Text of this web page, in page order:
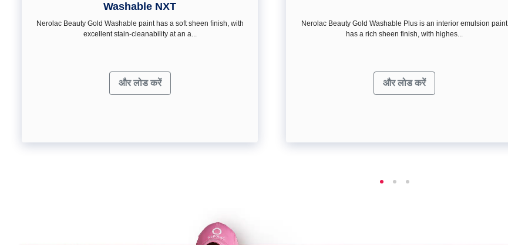
Washable NXT
Nerolac Beauty Gold Washable paint has a soft sheen ﬁnish, with
excellent stain-cleanability at an a...
और लोड करें
Nerolac Beauty Gold Washable Plus is an interior emulsion paint
has a rich sheen finish, with highes...
और लोड करें